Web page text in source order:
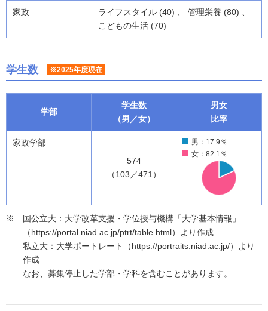
家政
ライフスタイル (40) 、 管理栄養 (80) 、
こどもの生活 (70)
学生数 ※2025年度現在
学部
学生数
（男／女）
男女
比率
家政学部
574
（103／471）
男：17.9％
女：82.1％
国公立大：大学改革支援・学位授与機構「大学基本情報」
（https://portal.niad.ac.jp/ptrt/table.html）より作成
私立大：大学ポートレート（https://portraits.niad.ac.jp/）より
作成
なお、募集停止した学部・学科を含むことがあります。